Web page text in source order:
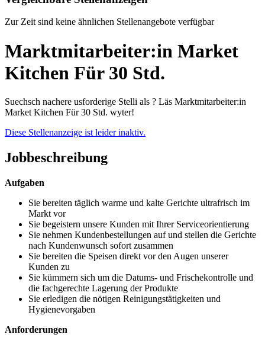
Zur Zeit sind keine ähnlichen Stellenangebote verfügbar
Marktmitarbeiter:in Market
Kitchen Für 30 Std.
Suechsch nachere usforderige Stelli als ? Läs Marktmitarbeiter:in
Market Kitchen Für 30 Std. wyter!
Diese Stellenanzeige ist leider inaktiv.
Jobbeschreibung
Aufgaben
Sie bereiten täglich warme und kalte Gerichte ultrafrisch im
Markt vor
Sie begeistern unsere Kunden mit Ihrer Serviceorientierung
Sie nehmen Kundenbestellungen auf und stellen die Gerichte
nach Kundenwunsch sofort zusammen
Sie bereiten die Speisen direkt vor den Augen unserer
Kunden zu
Sie kümmern sich um die Datums- und Frischekontrolle und
die fachgerechte Lagerung der Produkte
Sie erledigen die nötigen Reinigungstätigkeiten und
Hygienevorgaben
Anforderungen